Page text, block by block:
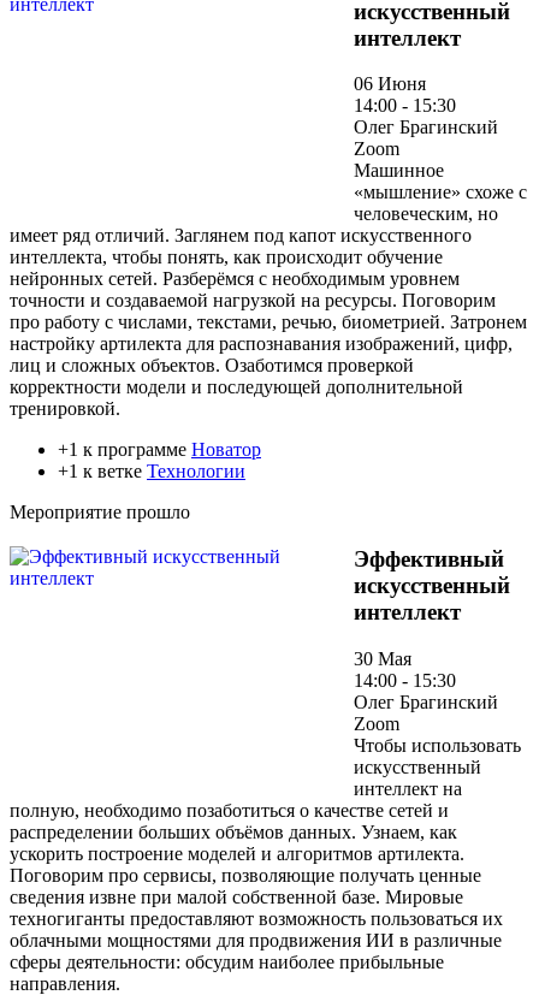
искусственный
интеллект
06 Июня
14:00 - 15:30
Олег Брагинский
Zoom
Машинное
«мышление» схоже с
человеческим, но
имеет ряд отличий. Заглянем под капот искусственного
интеллекта, чтобы понять, как происходит обучение
нейронных сетей. Разберёмся с необходимым уровнем
точности и создаваемой нагрузкой на ресурсы. Поговорим
про работу с числами, текстами, речью, биометрией. Затронем
настройку артилекта для распознавания изображений, цифр,
лиц и сложных объектов. Озаботимся проверкой
корректности модели и последующей дополнительной
тренировкой.
+1 к программе Новатор
+1 к ветке Технологии
Мероприятие прошло
Эффективный
искусственный
интеллект
30 Мая
14:00 - 15:30
Олег Брагинский
Zoom
Чтобы использовать
искусственный
интеллект на
полную, необходимо позаботиться о качестве сетей и
распределении больших объёмов данных. Узнаем, как
ускорить построение моделей и алгоритмов артилекта.
Поговорим про сервисы, позволяющие получать ценные
сведения извне при малой собственной базе. Мировые
техногиганты предоставляют возможность пользоваться их
облачными мощностями для продвижения ИИ в различные
сферы деятельности: обсудим наиболее прибыльные
направления.